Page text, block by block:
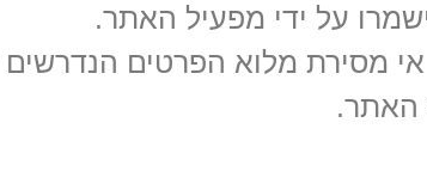
על ידי מפעיל האתר.
אי מסירת מלוא הפרטים
האתר.